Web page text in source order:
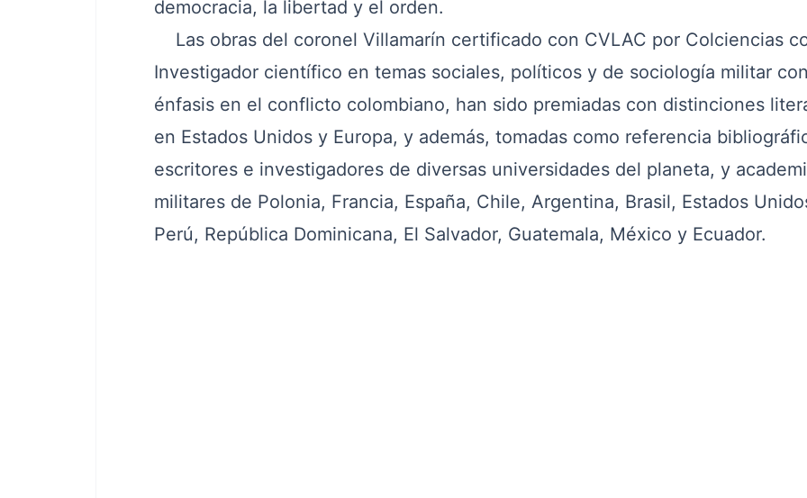
democracia, la libertad y el orden.
Las obras del coronel Villamarín certificado con CVLAC por Colciencias
Investigador científico en temas sociales, políticos y de sociología militar con
énfasis en el conflicto colombiano, han sido premiadas con distinciones
en Estados Unidos y Europa, y además, tomadas como referencia
escritores e investigadores de diversas universidades del planeta, y
militares de Polonia, Francia, España, Chile, Argentina, Brasil, Estados
Perú, República Dominicana, El Salvador, Guatemala, México y Ecuador.